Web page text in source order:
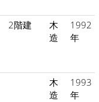
2階建
木
造
1992
年
木
造
1993
年